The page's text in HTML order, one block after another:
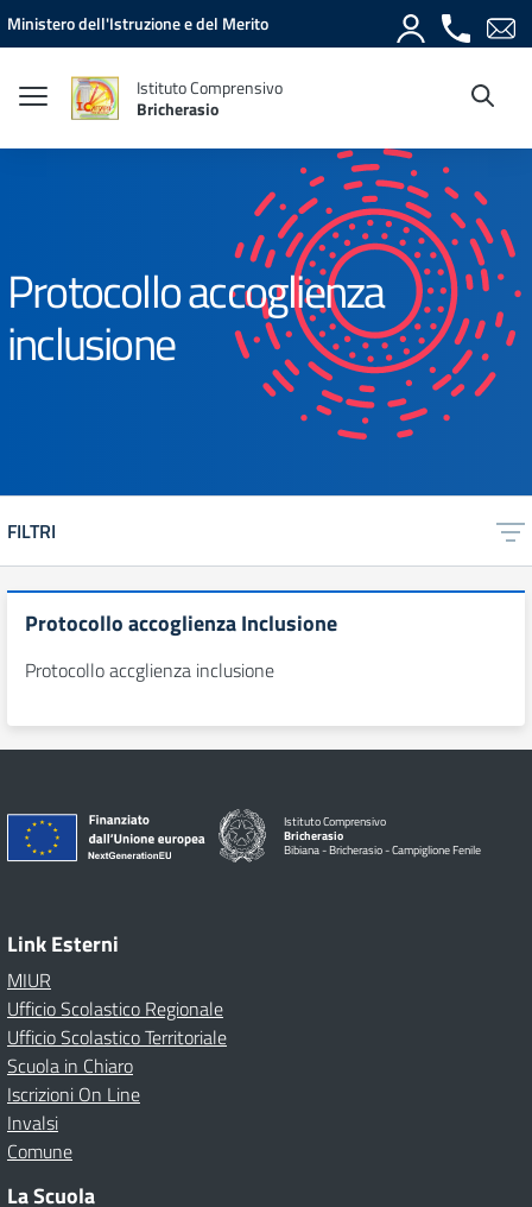
Vai ai contenuti
Vai al menu di navigazione
Vai al footer
Ministero dell'Istruzione e del Merito
Istituto Comprensivo
Bricherasio
Protocollo accoglienza
inclusione
FILTRI
Protocollo accoglienza Inclusione
Protocollo accglienza inclusione
Istituto Comprensivo
Bricherasio
Bibiana - Bricherasio - Campiglione Fenile
Link Esterni
MIUR
Ufficio Scolastico Regionale
Ufficio Scolastico Territoriale
Scuola in Chiaro
Iscrizioni On Line
Invalsi
Comune
La Scuola